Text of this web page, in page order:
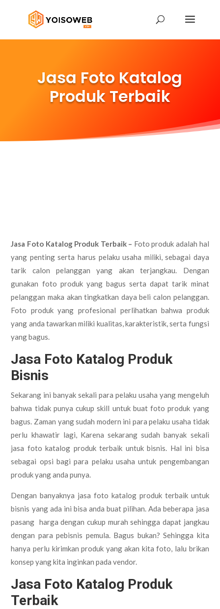
Jasa Foto Katalog
Produk Terbaik
Jasa Foto Katalog Produk Terbaik – Foto produk adalah hal
yang penting serta harus pelaku usaha miliki, sebagai daya
tarik calon pelanggan yang akan terjangkau. Dengan
gunakan foto produk yang bagus serta dapat tarik minat
pelanggan maka akan tingkatkan daya beli calon pelanggan.
Foto produk yang profesional perlihatkan bahwa produk
yang anda tawarkan miliki kualitas, karakteristik, serta fungsi
yang bagus.
Jasa Foto Katalog Produk
Bisnis
Sekarang ini banyak sekali para pelaku usaha yang mengeluh
bahwa tidak punya cukup skill untuk buat foto produk yang
bagus. Zaman yang sudah modern ini para pelaku usaha tidak
perlu khawatir lagi, Karena sekarang sudah banyak sekali
jasa foto katalog produk terbaik untuk bisnis. Hal ini bisa
sebagai opsi bagi para pelaku usaha untuk pengembangan
produk yang anda punya.
Dengan banyaknya jasa foto katalog produk terbaik untuk
bisnis yang ada ini bisa anda buat pilihan. Ada beberapa jasa
pasang harga dengan cukup murah sehingga dapat jangkau
dengan para pebisnis pemula. Bagus bukan? Sehingga kita
hanya perlu kirimkan produk yang akan kita foto, lalu brikan
konsep yang kita inginkan pada vendor.
Jasa Foto Katalog Produk
Terbaik